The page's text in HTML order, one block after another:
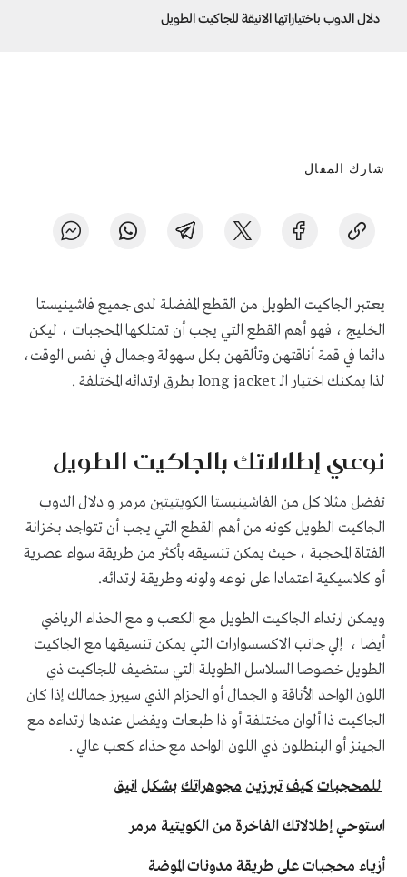
دلال الدوب باختياراتها الانيقة للجاكيت الطويل
شارك المقال
يعتبر الجاكيت الطويل من القطع المفضلة لدى جميع فاشينيستا
الخليج ، فهو أهم القطع التي يجب أن تمتلكها المحجبات ، ليكن
دائما في قمة أناقتهن وتألقهن بكل سهولة وجمال في نفس الوقت،
لذا يمكنك اختيار الـlong jacketبطرق ارتدائه المختلفة .
نوعي إطلالاتك بالجاكيت الطويل
تفضل مثلا كل من الفاشينيستا الكويتيتين مرمر و دلال الدوب
الجاكيت الطويل كونه من أهم القطع التي يجب أن تتواجد بخزانة
الفتاة المحجبة ، حيث يمكن تنسيقه بأكثر من طريقة سواء عصرية
أو كلاسيكية اعتمادا على نوعه ولونه وطريقة ارتدائه.
ويمكن ارتداء الجاكيت الطويل مع الكعب و مع الحذاء الرياضي
أيضا ، إلي جانب الاكسسوارات التي يمكن تنسيقها مع الجاكيت
الطويل خصوصا السلاسل الطويلة التي ستضيف للجاكيت ذي
اللون الواحد الأناقة و الجمال أو الحزام الذي سيبرز جمالك إذا كان
الجاكيت ذا ألوان مختلفة أو ذا طبعات ويفضل عندها ارتداءه مع
الجينز أو البنطلون ذي اللون الواحد مع حذاء كعب عالي .
للمحجباتكيفتبرزينمجوهراتك بشكلانيق
استوحيإطلالاتكالفاخرةمن الكويتيةمرمر
أزياءمحجباتعلىطريقةمدوناتالموضة